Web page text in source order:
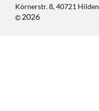
Körnerstr. 8, 40721 Hilden
©2026